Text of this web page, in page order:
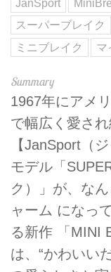
JanSport
スーパーブレイク
ミニブレイク
マ
1967年にアメ
で幅広く愛さ
【JanSport（
モデル「
ク）」が、な
ャーム になっ
る新作 「MINI
は、“かわいい